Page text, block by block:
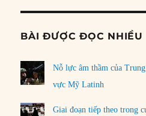
BÀI ĐƯỢC ĐỌC NHIỀU
Nỗ lực âm thầm của
vực Mỹ Latinh
Giai đoạn tiếp theo trong